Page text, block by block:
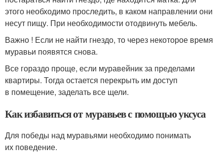
этого необходимо проследить, в каком направлении они
несут пищу. При необходимости отодвинуть мебель.
Важно ! Если не найти гнездо, то через некоторое время
муравьи появятся снова.
Все гораздо проще, если муравейник за пределами
квартиры. Тогда остается перекрыть им доступ
в помещение, заделать все щели.
Как избавиться от муравьев с помощью уксуса
Для победы над муравьями необходимо понимать
их поведение.